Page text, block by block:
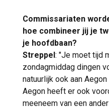
Commissariaten
hoe combineer jij je
je hoofdbaan?
Streppel: "Je moet tijd
zondagmiddag dingen
natuurlijk ook aan
Aegon heeft er ook
meeneem van een